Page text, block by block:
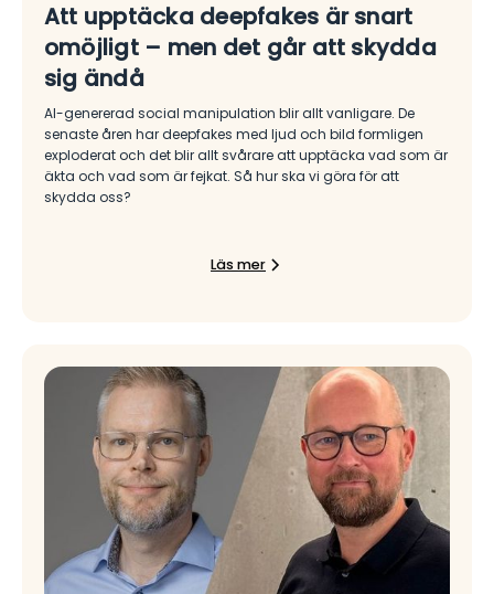
Att upptäcka deepfakes är snart
omöjligt – men det går att skydda
sig ändå
AI-genererad social manipulation blir allt vanligare. De
senaste åren har deepfakes med ljud och bild formligen
exploderat och det blir allt svårare att upptäcka vad som är
äkta och vad som är fejkat. Så hur ska vi göra för att
skydda oss?
Läs mer